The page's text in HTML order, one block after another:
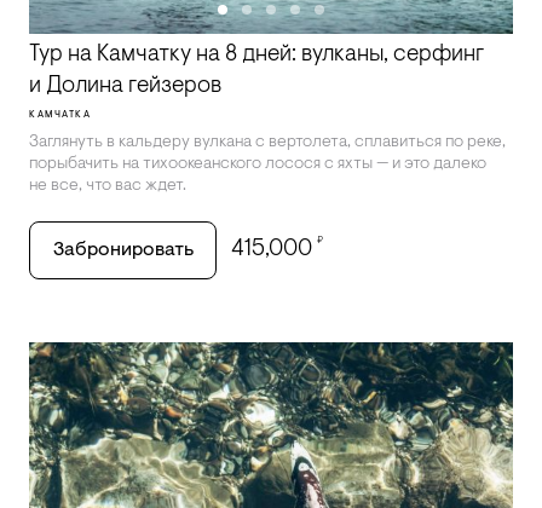
Тур на Камчатку на 8 дней: вулканы, серфинг
и Долина гейзеров
КАМЧАТКА
Заглянуть в кальдеру вулкана с вертолета, сплавиться по реке,
порыбачить на тихоокеанского лосося с яхты — и это далеко
не все, что вас ждет.
Забронировать 415,000 ₽